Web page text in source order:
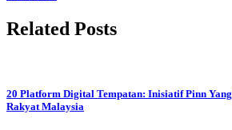
Related Posts
20 Platform Digital Tempatan: Inisiatif Pinn
Rakyat Malaysia